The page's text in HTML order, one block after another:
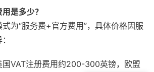
是多少？
为“服务费+官方费用”，具体价格因服
国VAT注册费用约200-300英镑，欧盟